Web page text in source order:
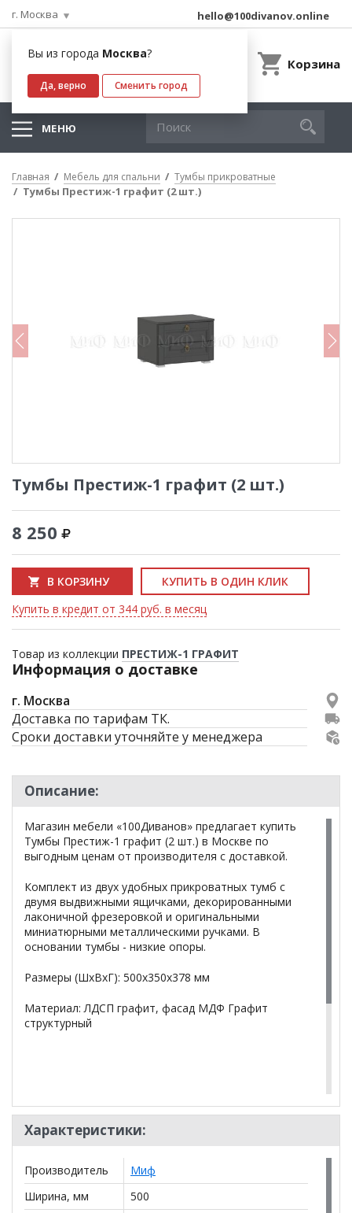
г. Москва
Вы из города Москва?
Да, верно Сменить город
hello@100divanov.online
Корзина
МЕНЮ
Главная Мебель для спальни Тумбы прикроватные
Тумбы Престиж-1 графит (2 шт.)
Тумбы Престиж-1 графит (2 шт.)
8 250
В КОРЗИНУ
КУПИТЬ В ОДИН КЛИК
Купить в кредит от 344 руб. в месяц
Товар из коллекции ПРЕСТИЖ-1 ГРАФИТ
Информация о доставке
г. Москва
Доставка по тарифам ТК.
Сроки доставки уточняйте у менеджера
Описание:
Магазин мебели «100Диванов» предлагает купить
Тумбы Престиж-1 графит (2 шт.) в Москве по
выгодным ценам от производителя с доставкой.
Комплект из двух удобных прикроватных тумб с
двумя выдвижными ящичками, декорированными
лаконичной фрезеровкой и оригинальными
миниатюрными металлическими ручками. В
основании тумбы - низкие опоры.
Размеры (ШхВхГ): 500х350х378 мм
Материал: ЛДСП графит, фасад МДФ Графит
структурный
Тумбы Престиж-1 графит (2 шт.)уточняйте у
нашего менеджера по телефону
**Цены на официальном сайте
действительны только для интернет-магазина
могут отличаться от цен в розничных магазинах-
салонах сети!
Характеристики:
Производитель
Миф
Ширина, мм
500